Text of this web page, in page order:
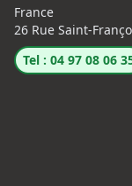
France
26 Rue Saint-
Tel : 04 97 08 06